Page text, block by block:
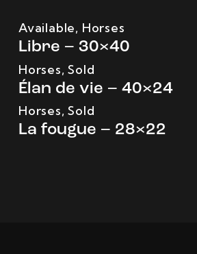
Available, Horses
Libre – 30×40
Horses,Sold
Élan de vie – 40×24
Horses,Sold
La fougue – 28×22